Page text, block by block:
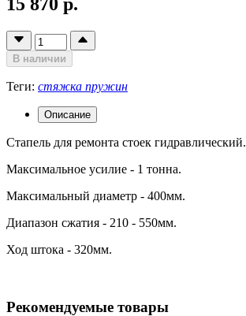
В наличии
Теги: стяжка пружин
Описание
Стапель для ремонта стоек гидравлический.
Максимальное усилие - 1 тонна.
Максимальный диаметр - 400мм.
Диапазон сжатия - 210 - 550мм.
Ход штока - 320мм.
Рекомендуемые товары